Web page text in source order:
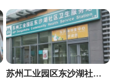
苏州工业园区东沙湖社区卫生服务站